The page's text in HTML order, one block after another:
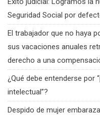
Seguridad Social por
El trabajador que no haya
sus vacaciones anuales
derecho a una
¿Qué debe entenderse por
intelectual”?
Despido de mujer